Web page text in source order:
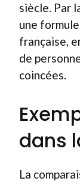
siècle. Par
une
française,
de
coincées.
dans
La